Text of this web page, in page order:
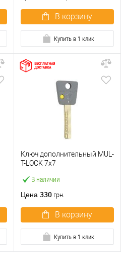
В корзину
Купить в 1 клик
В наличии
Ключ дополнительный MUL-
T-LOCK 7x7
Цена 330 грн.
В корзину
Купить в 1 клик